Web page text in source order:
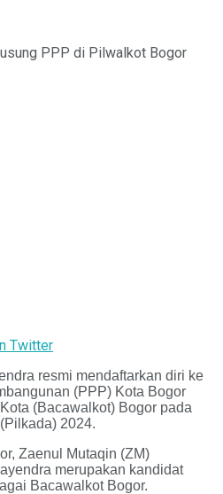
Twitter
resmi mendaftarkan diri ke
(PPP) Kota Bogor
(Bacawalkot) Bogor pada
2024.
Zaenul Mutaqin (ZM)
merupakan kandidat
Bacawalkot Bogor.